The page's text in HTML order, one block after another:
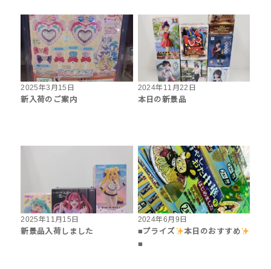
2025年3月15日
新入荷のご案内
2024年11月22日
本日の新景品
2025年11月15日
新景品入荷しました
2024年6月9日
■プライズ
本日のおすすめ
■